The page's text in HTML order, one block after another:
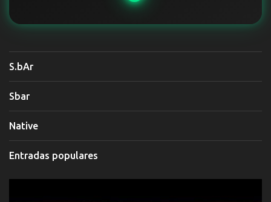
S.bAr
Sbar
Native
Entradas populares